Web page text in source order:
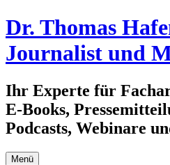
Zum
Inhalt
springen
Dr. Thomas
Journalist und
Ihr Experte für
E-Books,
Podcasts, Webinare
Menü